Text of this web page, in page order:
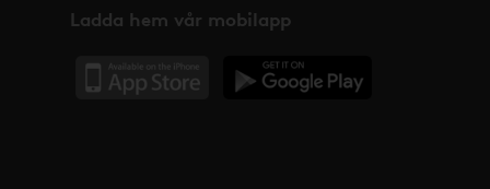
Ladda hem vår mobilapp